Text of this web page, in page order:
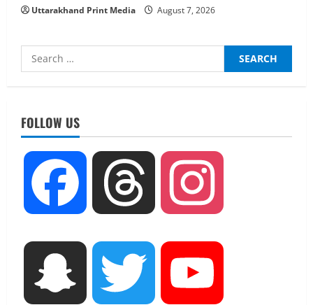
Uttarakhand Print Media August 7, 2026
Search
for:
FOLLOW US
Facebook Threads
Snapchat Twitter
August 7, 2026
UTTARAKHAND NEWS
नाबार्ड ने राष्ट्रीय हथकरघा दिवस के अवसर पर
मुंबई में तीन दिवसीय प्रदर्शनी का आयोजन किया
UTTARAKHAND NEWS
जिलाधिकारी/जिला निर्वाचन अधिकारी ने
सहसपुर विधानसभा क्षेत्र के पोलिंग बूथों का